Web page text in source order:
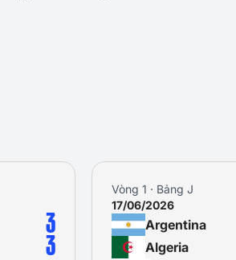
3
3
Vòng 1 · Bảng J
17/06/2026
Argentina
Algeria